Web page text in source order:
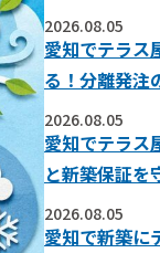
2026.08.05
愛知でテラス
る！分離発注
2026.08.05
愛知でテラス
と新築保証を
2026.08.05
愛知で新築に